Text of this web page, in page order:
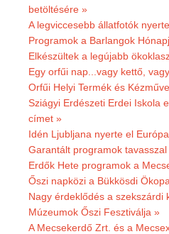
betöltésére »
A legviccesebb állatfotók
Programok a Barlangok
Elkészültek a legújabb
Egy orfűi nap...vagy kettő,
Orfűi Helyi Termék és
Sziágyi Erdészeti Erdei Iskola
címet »
Idén Ljubljana nyerte el
Garantált programok tavasszal
Erdők Hete programok a
Őszi napközi a Bükkösdi
Nagy érdeklődés a szekszárdi
Múzeumok Őszi Fesztiválja »
A Mecsekerdő Zrt. és a